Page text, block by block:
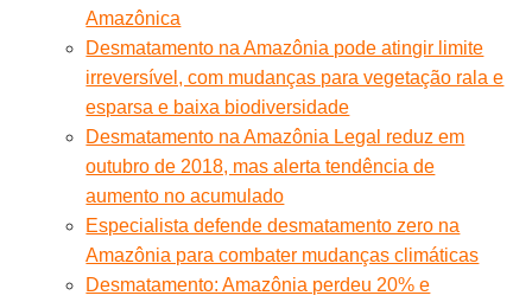
Amazônica
Desmatamento na Amazônia pode atingir limite
irreversível, com mudanças para vegetação rala e
esparsa e baixa biodiversidade
Desmatamento na Amazônia Legal reduz em
outubro de 2018, mas alerta tendência de
aumento no acumulado
Especialista defende desmatamento zero na
Amazônia para combater mudanças climáticas
Desmatamento: Amazônia perdeu 20% e